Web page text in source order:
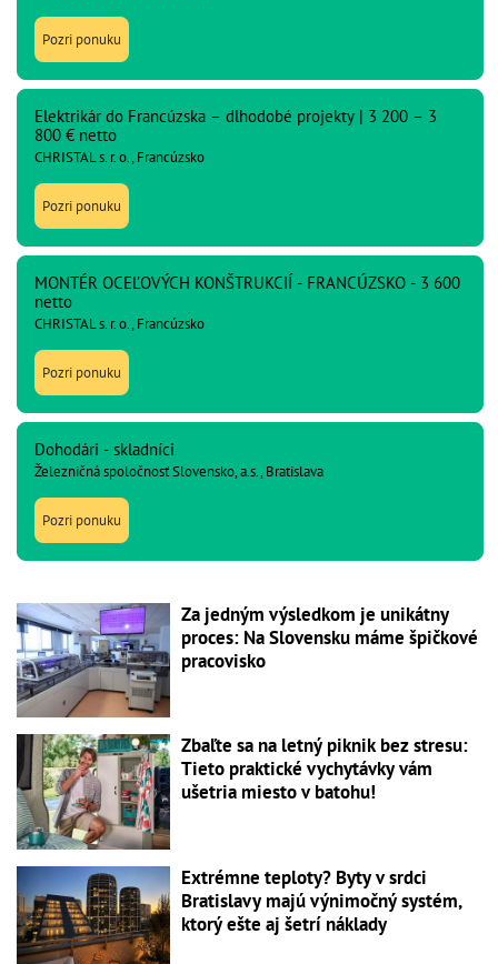
Pozri ponuku
Elektrikár do Francúzska – dlhodobé projekty | 3 200 – 3
800 € netto
CHRISTAL s. r. o., Francúzsko
Pozri ponuku
MONTÉR OCEĽOVÝCH KONŠTRUKCIÍ - FRANCÚZSKO - 3 600
netto
CHRISTAL s. r. o., Francúzsko
Pozri ponuku
Dohodári - skladníci
Železničná spoločnosť Slovensko, a.s., Bratislava
Pozri ponuku
Za jedným výsledkom je unikátny
proces: Na Slovensku máme špičkové
pracovisko
Zbaľte sa na letný piknik bez stresu:
Tieto praktické vychytávky vám
ušetria miesto v batohu!
Extrémne teploty? Byty v srdci
Bratislavy majú výnimočný systém,
ktorý ešte aj šetrí náklady